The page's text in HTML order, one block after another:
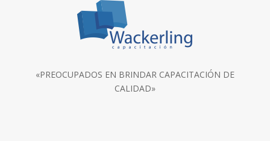
«PREOCUPADOS EN BRINDAR CAPACITACIÓN DE
CALIDAD»